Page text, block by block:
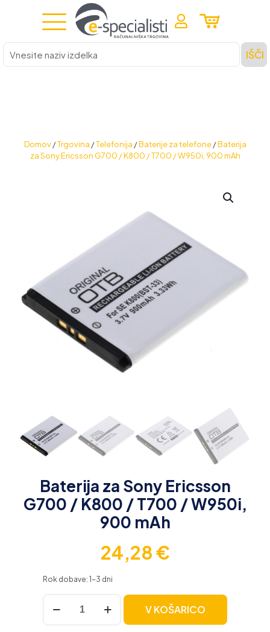
Vnesite
naziv
izdelka
IŠČI
Domov /Trgovina /Telefonija /Baterije za telefone /Baterija
za Sony Ericsson G700 / K800 / T700 / W950i, 900 mAh
Baterija za Sony Ericsson
G700 / K800 / T700 / W950i,
900 mAh
24,28€
Rok dobave: 1-3 dni
Baterija
Sony
V KOŠARICO